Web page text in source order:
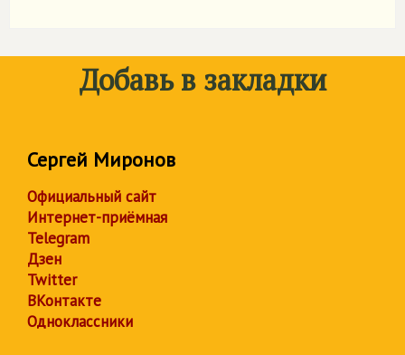
Добавь в закладки
Сергей Миронов
Официальный сайт
Интернет-приёмная
Telegram
Дзен
Twitter
ВКонтакте
Одноклассники